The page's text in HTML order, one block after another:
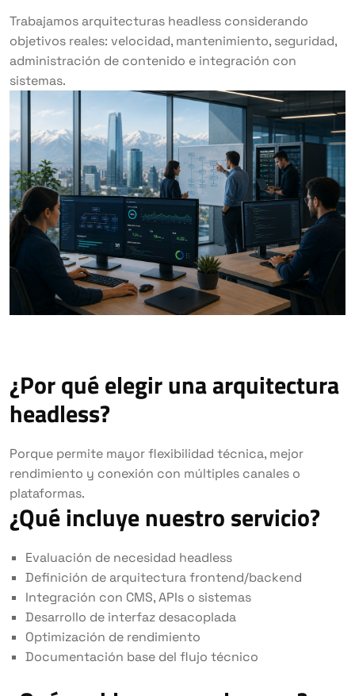
Trabajamos arquitecturas headless considerando
objetivos reales: velocidad, mantenimiento, seguridad,
administración de contenido e integración con
sistemas.
¿Por qué elegir una arquitectura
headless?
Porque permite mayor flexibilidad técnica, mejor
rendimiento y conexión con múltiples canales o
plataformas.
¿Qué incluye nuestro servicio?
Evaluación de necesidad headless
Definición de arquitectura frontend/backend
Integración con CMS, APIs o sistemas
Desarrollo de interfaz desacoplada
Optimización de rendimiento
Documentación base del flujo técnico